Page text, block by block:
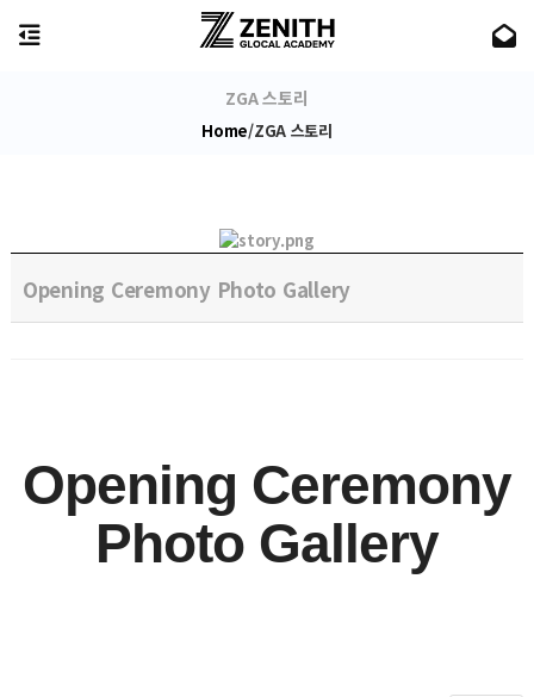
ZGA 스토리
Home/ZGA 스토리
Opening Ceremony Photo Gallery
Opening Ceremony
Photo Gallery